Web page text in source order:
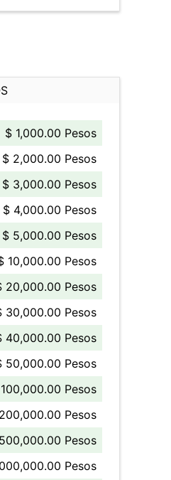
$ 1,000.00 Pesos
$ 2,000.00 Pesos
$ 3,000.00 Pesos
$ 4,000.00 Pesos
$ 5,000.00 Pesos
10,000.00 Pesos
20,000.00 Pesos
30,000.00 Pesos
40,000.00 Pesos
50,000.00 Pesos
Pesos
Pesos
Pesos
Pesos